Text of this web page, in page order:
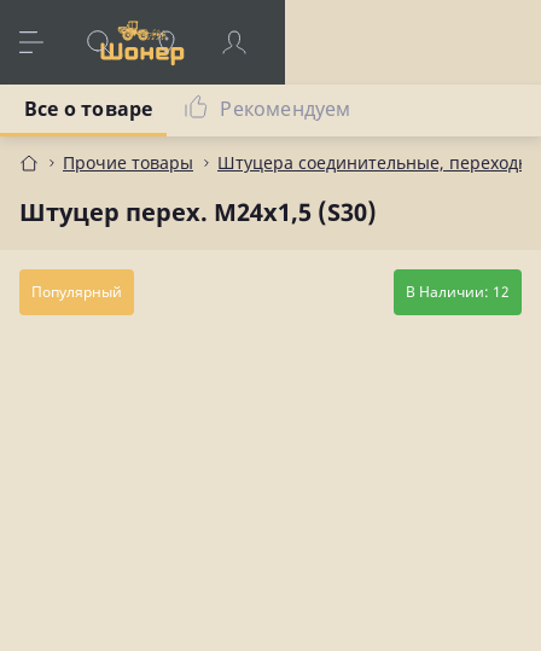
Прочие товары Штуцера соединительные,
Штуцер перех. М24х1,5 (S30)
Все о товаре Рекомендуем
Популярный В Наличии: 12